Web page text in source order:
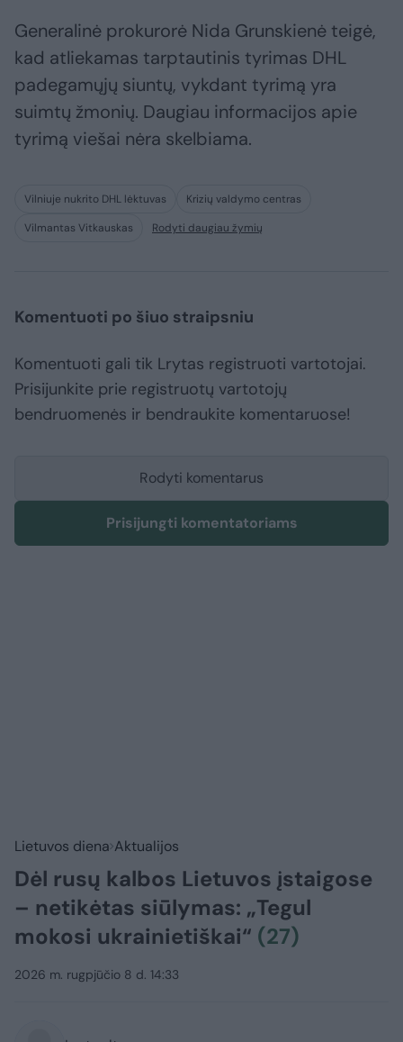
Generalinė prokurorė Nida Grunskienė teigė,
kad atliekamas tarptautinis tyrimas DHL
padegamųjų siuntų, vykdant tyrimą yra
suimtų žmonių. Daugiau informacijos apie
tyrimą viešai nėra skelbiama.
Vilniuje nukrito DHL lėktuvas
Krizių valdymo centras
Vilmantas Vitkauskas
Rodyti daugiau žymių
Komentuoti po šiuo straipsniu
Komentuoti gali tik Lrytas registruoti vartotojai.
Prisijunkite prie registruotų vartotojų
bendruomenės ir bendraukite komentaruose!
Rodyti komentarus
Prisijungti komentatoriams
Lietuvos diena Aktualijos
Dėl rusų kalbos Lietuvos įstaigose
– netikėtas siūlymas: „Tegul
mokosi ukrainietiškai“ (27)
2026 m. rugpjūčio 8 d. 14:33